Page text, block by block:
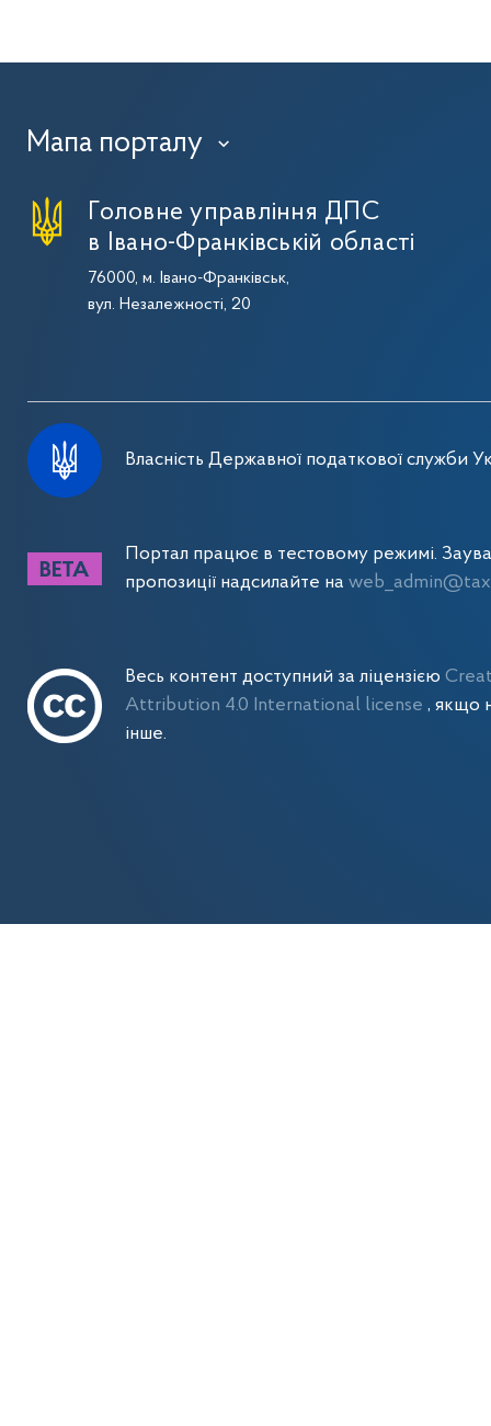
Мапа порталу ›
Головне управління ДПС
в Івано-Франківській області
76000, м. Івано-Франківськ,
вул. Незалежності, 20
Власність Державної податкової служби
Портал працює в тестовому режимі.
пропозиції надсилайте на
Весь контент доступний за ліцензією
Attribution 4.0 International license, якщо
інше.